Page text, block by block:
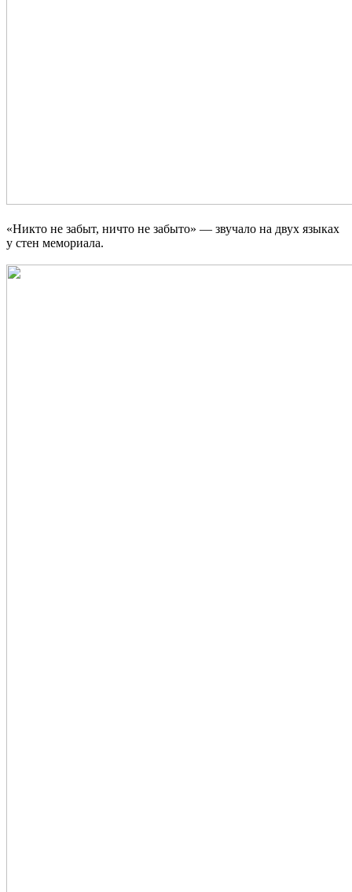
«Никто не забыт, ничто не забыто» — звучало на двух языках
у стен мемориала.